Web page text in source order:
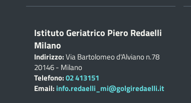
Istituto Geriatrico Piero Redaelli
Milano
Indirizzo:Via Bartolomeo d'Alviano n.78
20146 - Milano
Telefono:02 413151
Email: info.redaelli_mi@golgiredaelli.it